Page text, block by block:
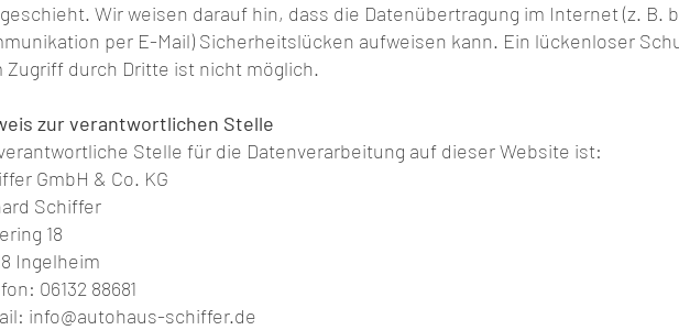
Wir weisen darauf hin, dass die Datenübertragung im Internet (z. B.
per E-Mail) Sicherheitslücken aufweisen kann. Ein lückenloser
Zugriff durch Dritte ist nicht möglich.
zur verantwortlichen Stelle
Stelle für die Datenverarbeitung auf dieser Website ist:
GmbH & Co. KG
Schiffer
18
Ingelheim
06132 88681
info@autohaus-schiffer.de